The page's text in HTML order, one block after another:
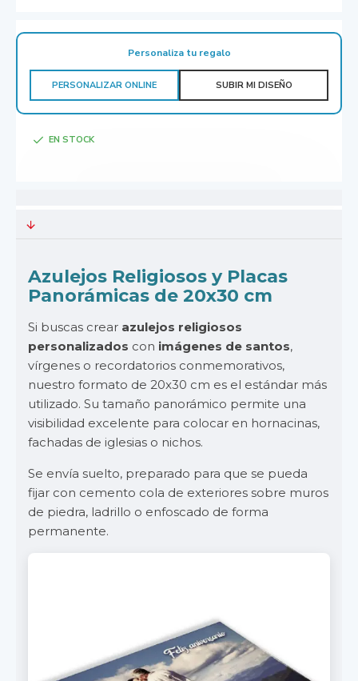
EN STOCK
Personaliza tu regalo
PERSONALIZAR ONLINE SUBIR MI DISEÑO
Azulejos Religiosos y Placas
Panorámicas de 20x30 cm
Si buscas crear azulejos religiosos
personalizados con imágenes de santos,
vírgenes o recordatorios conmemorativos,
nuestro formato de 20x30 cm es el estándar más
utilizado. Su tamaño panorámico permite una
visibilidad excelente para colocar en hornacinas,
fachadas de iglesias o nichos.
Se envía suelto, preparado para que se pueda
fijar con cemento cola de exteriores sobre muros
de piedra, ladrillo o enfoscado de forma
permanente.